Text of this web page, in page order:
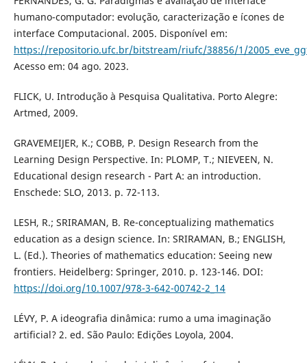
humano-computador: evolução, caracterização e ícones de
interface Computacional. 2005. Disponível em:
https://repositorio.ufc.br/bitstream/riufc/38856/1/
Acesso em: 04 ago. 2023.
FLICK, U. Introdução à Pesquisa Qualitativa. Porto Alegre:
Artmed, 2009.
GRAVEMEIJER, K.; COBB, P. Design Research from the
Learning Design Perspective. In: PLOMP, T.; NIEVEEN, N.
Educational design research - Part A: an introduction.
Enschede: SLO, 2013. p. 72-113.
LESH, R.; SRIRAMAN, B. Re-conceptualizing mathematics
education as a design science. In: SRIRAMAN, B.; ENGLISH,
L. (Ed.). Theories of mathematics education: Seeing new
frontiers. Heidelberg: Springer, 2010. p. 123-146. DOI:
https://doi.org/10.1007/978-3-642-00742-2_14
LÉVY, P. A ideografia dinâmica: rumo a uma imaginação
artificial? 2. ed. São Paulo: Edições Loyola, 2004.